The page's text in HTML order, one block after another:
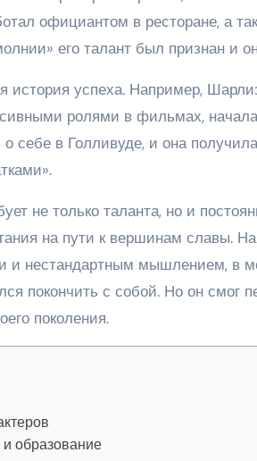
официантом в ресторане, а
его талант был признан и
история успеха. Например,
ролями в фильмах,
о себе в Голливуде, и она
не только таланта, но и
на пути к вершинам славы.
и нестандартным мышлением, в
покончить с собой. Но он смог
поколения.
образование